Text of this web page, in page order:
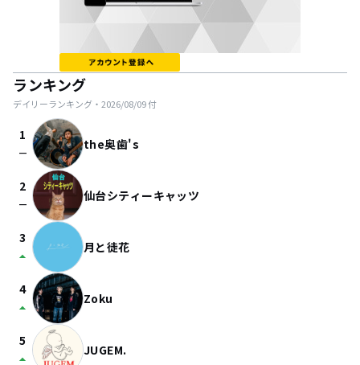
ランキング
デイリーランキング・ 2026/08/09付
1
check_indeterminate_small the奥歯's
2
check_indeterminate_small 仙台シティーキャッツ
3
arrow_drop_up 月と徒花
4
arrow_drop_up Zoku
5
arrow_drop_up JUGEM.